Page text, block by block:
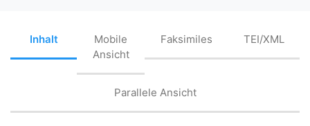
Inhalt
Mobile
Ansicht
Faksimiles TEI/XML
Parallele Ansicht